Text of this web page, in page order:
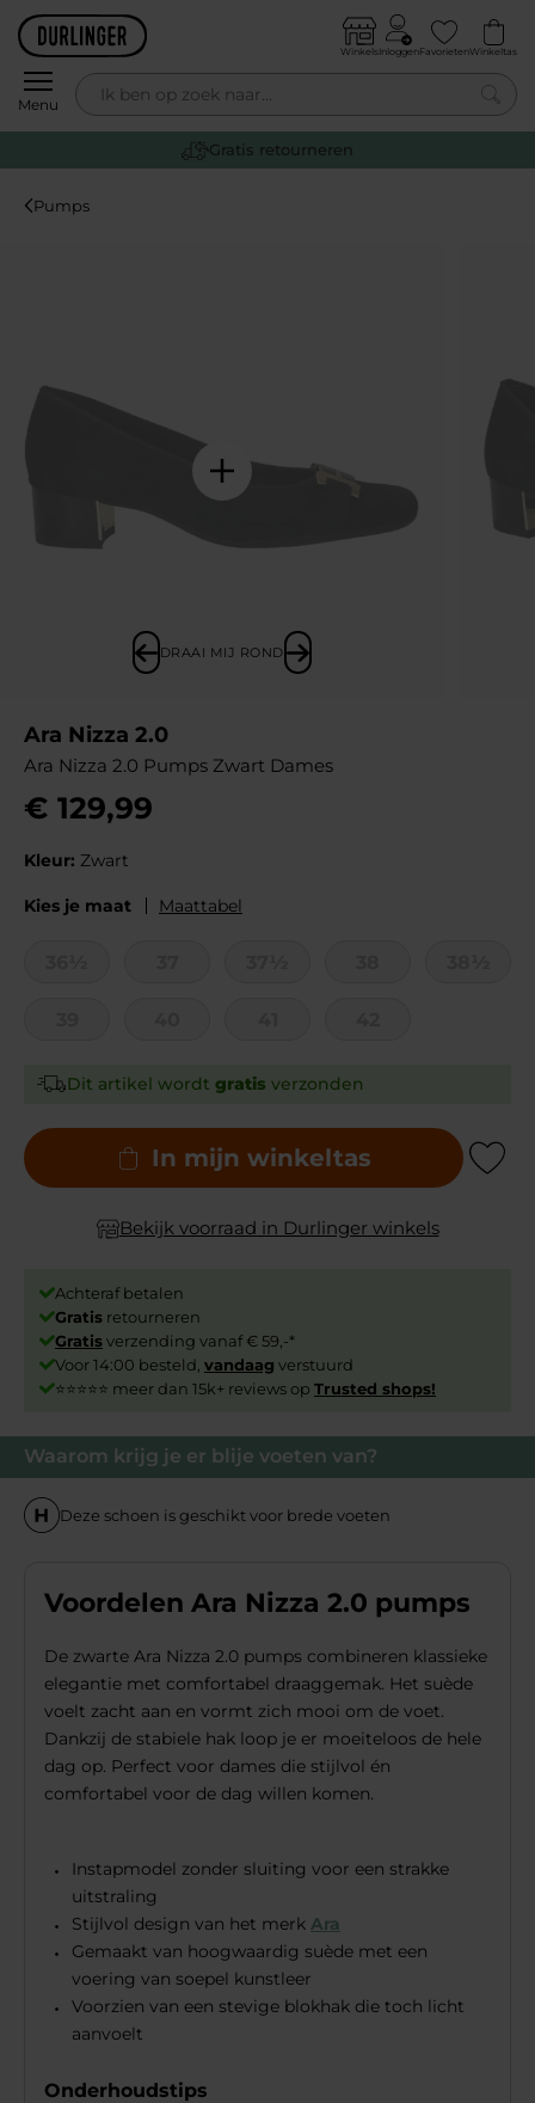
Skip to content
Menu
WinkelsInloggenFavorietenWinkeltas
0
Gratis retourneren
Pumps
DRAAI MIJ ROND
Waarom krijg je er blije voeten van?
Deze schoen is geschikt voor brede voeten
Voordelen Ara Nizza 2.0 pumps
De zwarte Ara Nizza 2.0 pumps combineren klassieke
elegantie met comfortabel draaggemak. Het suède
voelt zacht aan en vormt zich mooi om de voet.
Dankzij de stabiele hak loop je er moeiteloos de hele
dag op. Perfect voor dames die stijlvol én
comfortabel voor de dag willen komen.
Instapmodel zonder sluiting voor een strakke
uitstraling
Stijlvol design van het merk Ara
Gemaakt van hoogwaardig suède met een
voering van soepel kunstleer
Voorzien van een stevige blokhak die toch licht
aanvoelt
Onderhoudstips
Ara Nizza 2.0
Ara Nizza 2.0 Pumps Zwart Dames
€ 129,99
Kleur: Zwart
Kies je maat Maattabel
Dit artikel wordt gratis verzonden
In mijn winkeltas Add to
Bekijk voorraad in Durlinger winkels
Achteraf betalen
Gratis retourneren
Gratisverzending vanaf € 59,-*
Voor 14:00 besteld, vandaag verstuurd
⭐⭐⭐⭐⭐ meer dan 15k+ reviews op Trusted shops!